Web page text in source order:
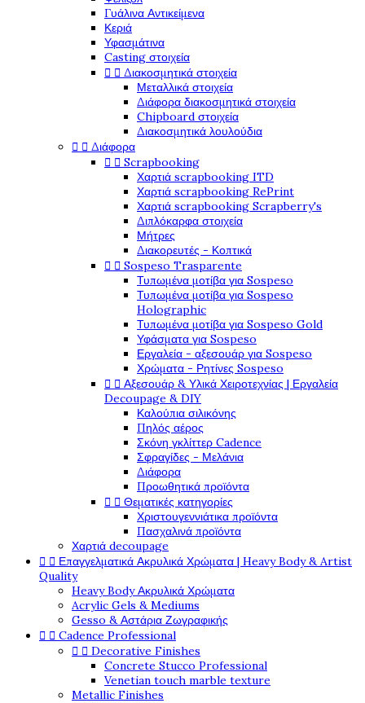
Γυάλινα Αντικείμενα
Κεριά
Υφασμάτινα
Casting στοιχεία
  Διακοσμητικά στοιχεία
Μεταλλικά στοιχεία
Διάφορα διακοσμητικά στοιχεία
Chipboard στοιχεία
Διακοσμητικά λουλούδια
  Διάφορα
  Scrapbooking
Χαρτιά scrapbooking ITD
Χαρτιά scrapbooking RePrint
Χαρτιά scrapbooking Scrapberry's
Διπλόκαρφα στοιχεία
Μήτρες
Διακορευτές - Κοπτικά
  Sospeso Trasparente
Τυπωμένα μοτίβα για Sospeso
Τυπωμένα μοτίβα για Sospeso
Holographic
Τυπωμένα μοτίβα για Sospeso Gold
Υφάσματα για Sospeso
Εργαλεία - αξεσουάρ για Sospeso
Χρώματα - Ρητίνες Sospeso
  Αξεσουάρ & Υλικά Χειροτεχνίας | Εργαλεία
Decoupage & DIY
Καλούπια σιλικόνης
Πηλός αέρος
Σκόνη γκλίττερ Cadence
Σφραγίδες - Μελάνια
Διάφορα
Προωθητικά προϊόντα
  Θεματικές κατηγορίες
Χριστουγεννιάτικα προϊόντα
Πασχαλινά προϊόντα
Χαρτιά decoupage
  Επαγγελματικά Ακρυλικά Χρώματα | Heavy Body & Artist
Quality
Heavy Body Ακρυλικά Χρώματα
Acrylic Gels & Mediums
Gesso & Αστάρια Ζωγραφικής
  Cadence Professional
  Decorative Finishes
Concrete Stucco Professional
Venetian touch marble texture
Metallic Finishes